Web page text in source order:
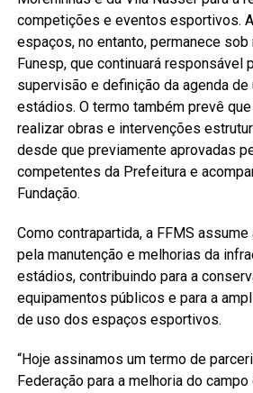
competições e eventos esportivos.
espaços, no entanto, permanece
Funesp, que continuará responsável
supervisão e definição da agenda
estádios. O termo também prevê
realizar obras e intervenções
desde que previamente aprovadas
competentes da Prefeitura e
Fundação.
Como contrapartida, a FFMS
pela manutenção e melhorias da
estádios, contribuindo para a
equipamentos públicos e para a
de uso dos espaços esportivos.
“Hoje assinamos um termo de
Federação para a melhoria do